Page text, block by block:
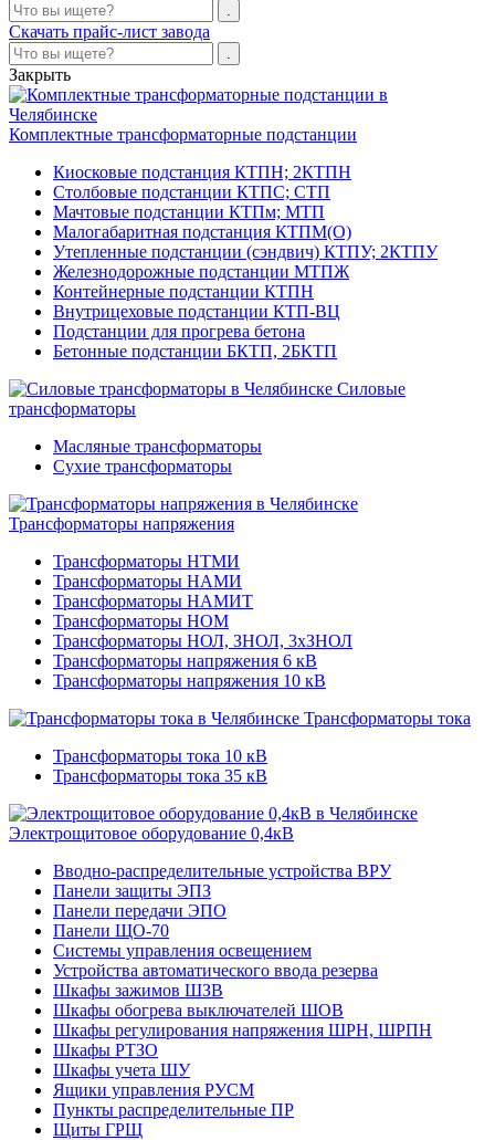
Скачать прайс-лист завода
Закрыть
Комплектные трансформаторные подстанции
Киосковые подстанция КТПН; 2КТПН
Столбовые подстанции КТПС; СТП
Мачтовые подстанции КТПм; МТП
Малогабаритная подстанция КТПМ(О)
Утепленные подстанции (сэндвич) КТПУ; 2КТПУ
Железнодорожные подстанции МТПЖ
Контейнерные подстанции КТПН
Внутрицеховые подстанции КТП-ВЦ
Подстанции для прогрева бетона
Бетонные подстанции БКТП, 2БКТП
Силовые
трансформаторы
Масляные трансформаторы
Сухие трансформаторы
Трансформаторы напряжения
Трансформаторы НТМИ
Трансформаторы НАМИ
Трансформаторы НАМИТ
Трансформаторы НОМ
Трансформаторы НОЛ, ЗНОЛ, 3хЗНОЛ
Трансформаторы напряжения 6 кВ
Трансформаторы напряжения 10 кВ
Трансформаторы тока
Трансформаторы тока 10 кВ
Трансформаторы тока 35 кВ
Электрощитовое оборудование 0,4кВ
Вводно-распределительные устройства ВРУ
Панели защиты ЭПЗ
Панели передачи ЭПО
Панели ЩО-70
Системы управления освещением
Устройства автоматического ввода резерва
Шкафы зажимов ШЗВ
Шкафы обогрева выключателей ШОВ
Шкафы регулирования напряжения ШРН, ШРПН
Шкафы РТЗО
Шкафы учета ШУ
Ящики управления РУСМ
Пункты распределительные ПР
Щиты ГРЩ